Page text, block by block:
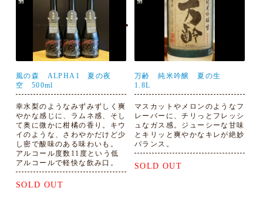
風の森 ALPHA1 夏の夜
空 500ml
幸水梨のようなみずみずしく爽
やかな感じに、ラムネ感、そし
て奥に微かに柑橘の香り。キウ
イのような、さわやかだけど少
し密で酸味のある味わいも。
アルコール度数11度という低
アルコールで軽快な飲み口。
SOLD OUT
万齢 純米吟醸 夏の生
1.8L
マスカットやメロンのようなフ
レーバーに、チリっとフレッシ
ュなガス感。ジューシーな甘味
とキリッと爽やかなキレが絶妙
バランス。
SOLD OUT